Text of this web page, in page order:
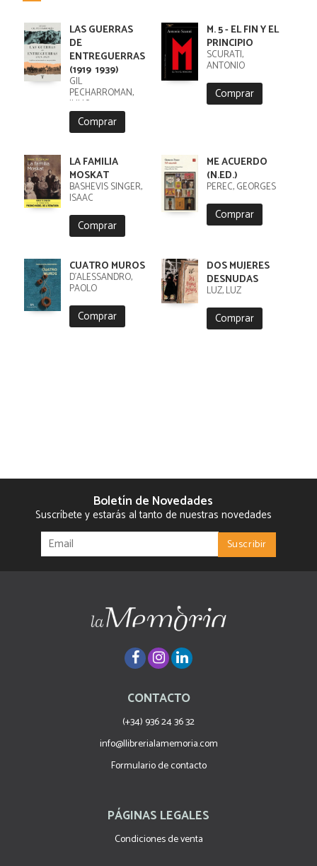
LAS GUERRAS
DE
ENTREGUERRAS
(1919  1939)
GIL
PECHARROMAN,
JULIO
Comprar
M. 5 - EL FIN Y EL
PRINCIPIO
SCURATI,
ANTONIO
Comprar
LA FAMILIA
MOSKAT
BASHEVIS SINGER,
ISAAC
Comprar
ME ACUERDO
(N.ED.)
PEREC, GEORGES
Comprar
CUATRO MUROS
D´ALESSANDRO,
PAOLO
Comprar
DOS MUJERES
DESNUDAS
LUZ, LUZ
Comprar
Boletín de Novedades
Suscríbete y estarás al tanto de nuestras novedades
CONTACTO
(+34) 936 24 36 32
info@llibrerialamemoria.com
Formulario de contacto
PÁGINAS LEGALES
Condiciones de venta